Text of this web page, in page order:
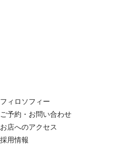
フィロソフィー
ご予約・お問い合わせ
お店へのアクセス
採用情報